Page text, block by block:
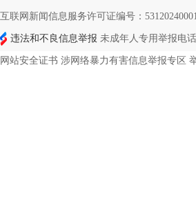
互联网新闻信息服务许可证编号：
违法和不良信息举报 未成年人专用举报电话
网站安全证书 涉网络暴力有害信息举报专区